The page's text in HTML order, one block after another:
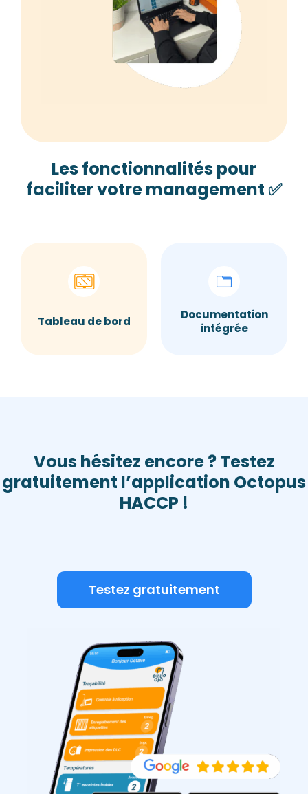
Les fonctionnalités pour
faciliter votre management ✅
Tableau de bord
Documentation
intégrée
Vous hésitez encore ? Testez
gratuitement l’application Octopus
HACCP !
Testez gratuitement